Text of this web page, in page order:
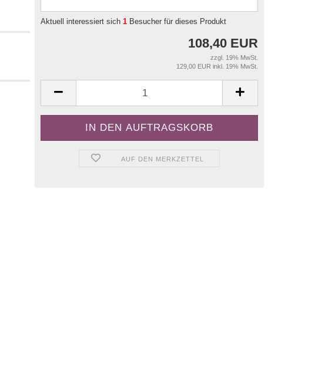
Aktuell interessiert sich 1 Besucher für dieses Produkt
108,40 EUR
zzgl. 19% MwSt.
129,00 EUR inkl. 19% MwSt.
AUF DEN MERKZETTEL